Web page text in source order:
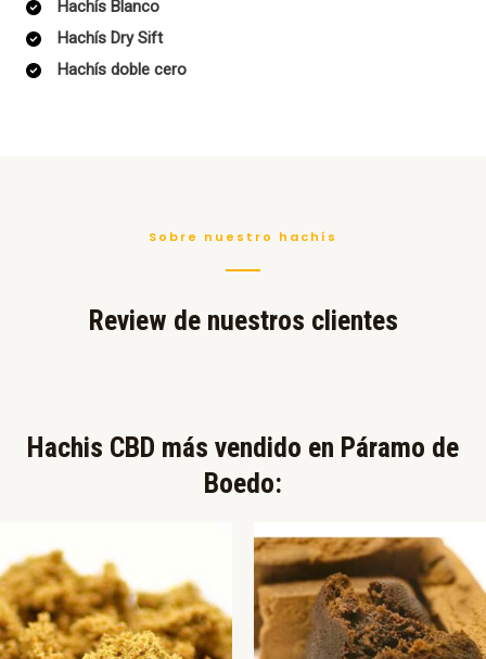
Hachís Blanco
Hachís Dry Sift
Hachís doble cero
Sobre nuestro hachís
Review de nuestros clientes
Hachis CBD más vendido en Páramo de
Boedo:​